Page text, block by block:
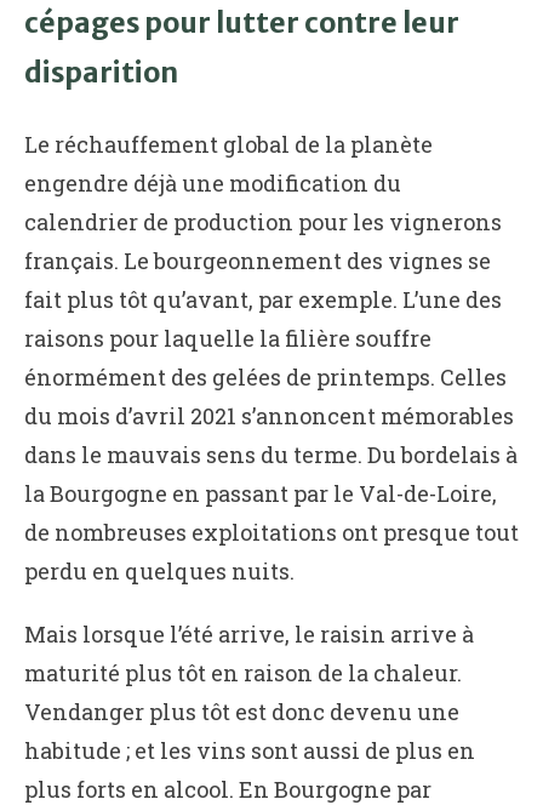
cépages pour lutter contre leur
disparition
Le réchauffement global de la planète
engendre déjà une modification du
calendrier de production pour les vignerons
français. Le bourgeonnement des vignes se
fait plus tôt qu’avant, par exemple. L’une des
raisons pour laquelle la filière souffre
énormément des gelées de printemps. Celles
du mois d’avril 2021 s’annoncent mémorables
dans le mauvais sens du terme. Du bordelais à
la Bourgogne en passant par le Val-de-Loire,
de nombreuses exploitations ont presque tout
perdu en quelques nuits.
Mais lorsque l’été arrive, le raisin arrive à
maturité plus tôt en raison de la chaleur.
Vendanger plus tôt est donc devenu une
habitude ; et les vins sont aussi de plus en
plus forts en alcool. En Bourgogne par